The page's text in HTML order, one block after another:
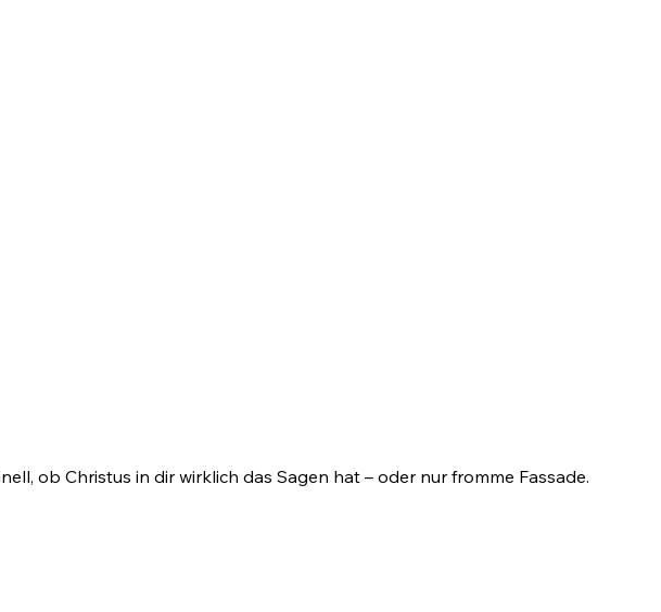
ob Christus in dir wirklich das Sagen hat – oder nur fromme Fassade.